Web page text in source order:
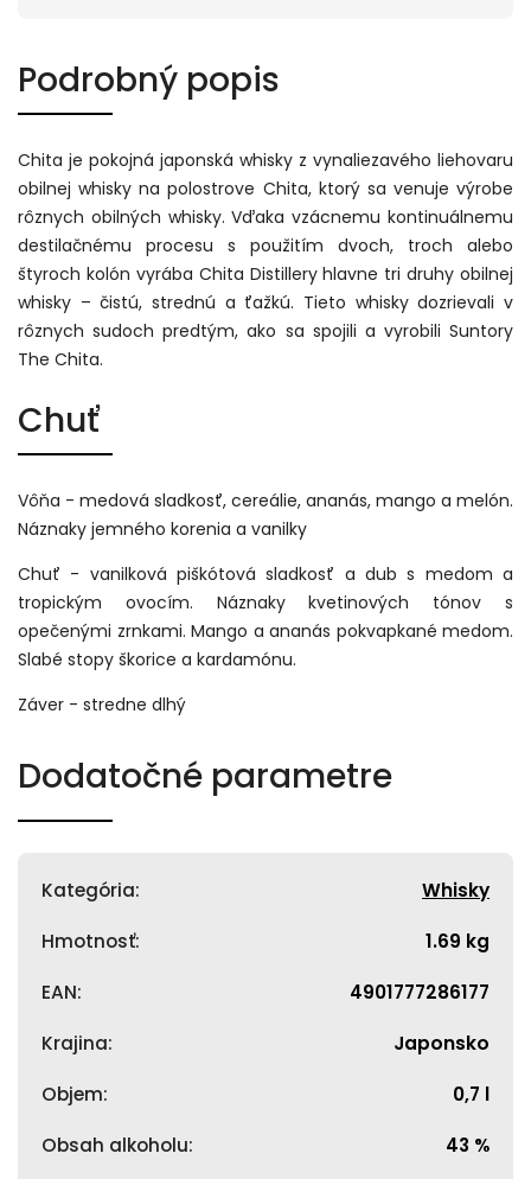
Podrobný popis
Chita je pokojná japonská whisky z vynaliezavého liehovaru
obilnej whisky na polostrove Chita, ktorý sa venuje výrobe
rôznych obilných whisky. Vďaka vzácnemu kontinuálnemu
destilačnému procesu s použitím dvoch, troch alebo
štyroch kolón vyrába Chita Distillery hlavne tri druhy obilnej
whisky – čistú, strednú a ťažkú. Tieto whisky dozrievali v
rôznych sudoch predtým, ako sa spojili a vyrobili Suntory
The Chita.
Chuť
Vôňa - medová sladkosť, cereálie, ananás, mango a melón.
Náznaky jemného korenia a vanilky
Chuť - vanilková piškótová sladkosť a dub s medom a
tropickým ovocím. Náznaky kvetinových tónov s
opečenými zrnkami. Mango a ananás pokvapkané medom.
Slabé stopy škorice a kardamónu.
Záver - stredne dlhý
Dodatočné parametre
Kategória: Whisky
Hmotnosť: 1.69 kg
EAN: 4901777286177
Krajina: Japonsko
Objem: 0,7 l
Obsah alkoholu: 43 %